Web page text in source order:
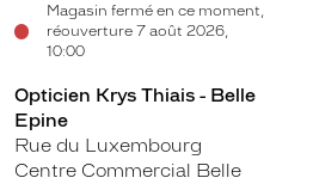
Magasin fermé en ce moment,
réouverture 7 août 2026,
10:00
Opticien Krys Thiais - Belle
Epine
Rue du Luxembourg
Centre Commercial Belle